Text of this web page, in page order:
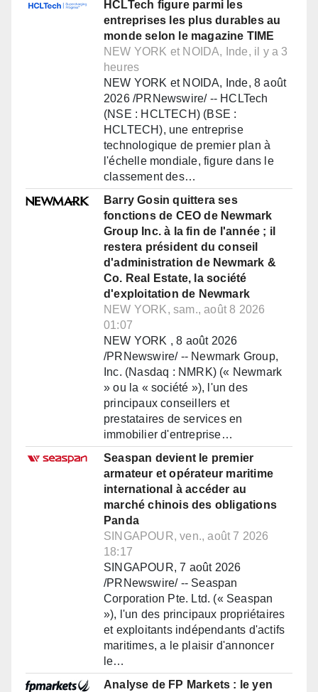
HCLTech figure parmi les
entreprises les plus durables au
monde selon le magazine TIME
NEW YORK et NOIDA, Inde, il y a 3
heures
NEW YORK et NOIDA, Inde, 8 août
2026 /PRNewswire/ -- HCLTech
(NSE : HCLTECH) (BSE :
HCLTECH), une entreprise
technologique de premier plan à
l'échelle mondiale, figure dans le
classement des…
Barry Gosin quittera ses
fonctions de CEO de Newmark
Group Inc. à la fin de l'année ; il
restera président du conseil
d'administration de Newmark &
Co. Real Estate, la société
d'exploitation de Newmark
NEW YORK, sam., août 8 2026
01:07
NEW YORK , 8 août 2026
/PRNewswire/ -- Newmark Group,
Inc. (Nasdaq : NMRK) (« Newmark
» ou la « société »), l'un des
principaux conseillers et
prestataires de services en
immobilier d'entreprise…
Seaspan devient le premier
armateur et opérateur maritime
international à accéder au
marché chinois des obligations
Panda
SINGAPOUR, ven., août 7 2026
18:17
SINGAPOUR, 7 août 2026
/PRNewswire/ -- Seaspan
Corporation Pte. Ltd. (« Seaspan
»), l'un des principaux propriétaires
et exploitants indépendants d'actifs
maritimes, a le plaisir d'annoncer
le…
Analyse de FP Markets : le yen